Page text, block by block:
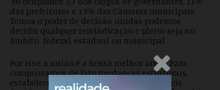
.Anúncio
das prefeituras e 13% das Câmaras municipais.
Temos o poder de decisão, unidas podemos
decidir qualquer reivindicação e pleito seja no
âmbito federal, estadual ou municipal.
Por isso, a união é a nossa melhor arma. Para
conquistamos de fato mudanças estruturais,
estabelecendo políticas públicas aplicáveis,